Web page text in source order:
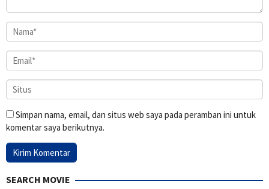
Simpan nama, email, dan situs web saya pada peramban ini untuk
komentar saya berikutnya.
SEARCH MOVIE